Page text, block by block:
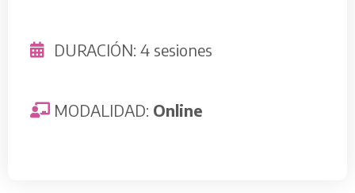
DURACIÓN: 4 sesiones
MODALIDAD: Online